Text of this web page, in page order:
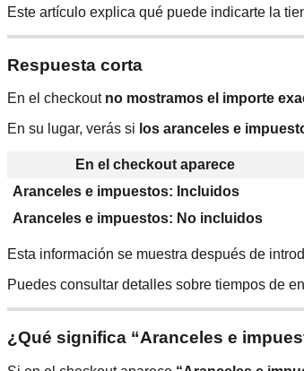
Este artículo explica qué puede indicarte la
Respuesta corta
En el checkout no mostramos el importe
En su lugar, verás si los aranceles e
En el checkout aparece
Aranceles e impuestos: Incluidos
Aranceles e impuestos: No incluidos
Esta información se muestra después de
Puedes consultar detalles sobre tiempos de
¿Qué significa “Aranceles e